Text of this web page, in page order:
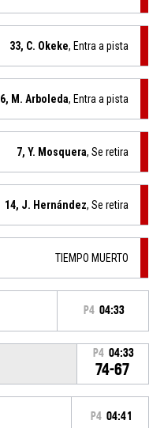
33, C. Okeke, Entra a pista
6, M. Arboleda, Entra a pista
7, Y. Mosquera, Se retira
14, J. Hernández, Se retira
TIEMPO MUERTO
P4 04:33
P4 04:33
74-67
P4 04:41